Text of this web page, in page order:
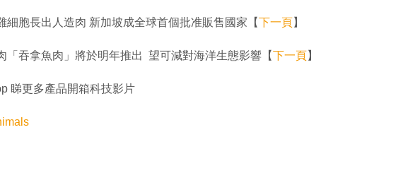
細胞長出人造肉 新加坡成全球首個批准販售國家【下一頁】
「吞拿魚肉」將於明年推出 望可減對海洋生態影響【下一頁】
睇更多產品開箱科技影片